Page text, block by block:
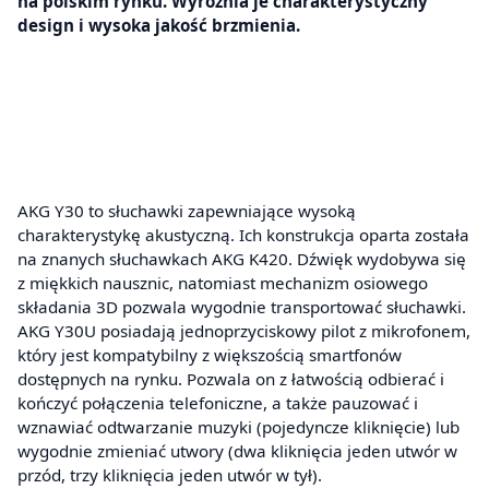
design i wysoka jakość brzmienia.
AKG Y30 to słuchawki zapewniające wysoką
charakterystykę akustyczną. Ich konstrukcja oparta została
na znanych słuchawkach AKG K420. Dźwięk wydobywa się
z miękkich nausznic, natomiast mechanizm osiowego
składania 3D pozwala wygodnie transportować słuchawki.
AKG Y30U posiadają jednoprzyciskowy pilot z mikrofonem,
który jest kompatybilny z większością smartfonów
dostępnych na rynku. Pozwala on z łatwością odbierać i
kończyć połączenia telefoniczne, a także pauzować i
wznawiać odtwarzanie muzyki (pojedyncze kliknięcie) lub
wygodnie zmieniać utwory (dwa kliknięcia jeden utwór w
przód, trzy kliknięcia jeden utwór w tył).